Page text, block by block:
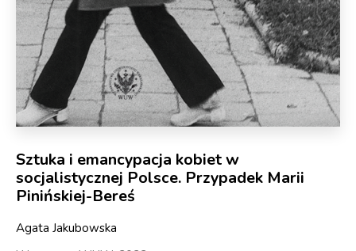
Sztuka i emancypacja kobiet w
socjalistycznej Polsce. Przypadek Marii
Pinińskiej-Bereś
Agata Jakubowska